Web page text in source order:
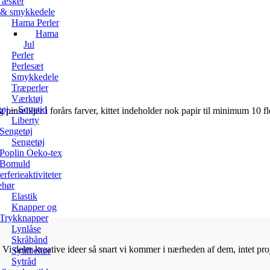
smykkedele
Hama Perler
Hama
Jul
Perler
Perlesæt
Smykkedele
Træperler
Værktøj
– Sovetid
Liberty
Sengetøj
Sengetøj
Poplin Oeko-tex
Bomuld
Elastik
Knapper og
Trykknapper
Lynlåse
Skråbånd
Sytilbehør
Sytråd
i forårs farver, kittet indeholder nok papir til minimum 10
deler kreative ideer så snart vi kommer i nærheden af dem, intet